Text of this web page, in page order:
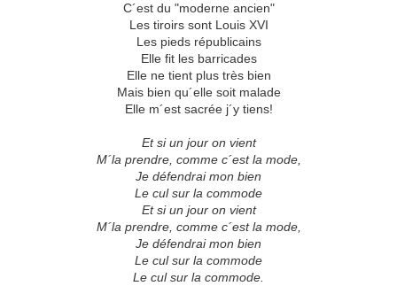
C´est du "moderne ancien"
Les tiroirs sont Louis XVI
Les pieds républicains
Elle fit les barricades
Elle ne tient plus très bien
Mais bien qu´elle soit malade
Elle m´est sacrée j´y tiens!
Et si un jour on vient
M´la prendre, comme c´est la mode,
Je défendrai mon bien
Le cul sur la commode
Et si un jour on vient
M´la prendre, comme c´est la mode,
Je défendrai mon bien
Le cul sur la commode
Le cul sur la commode.